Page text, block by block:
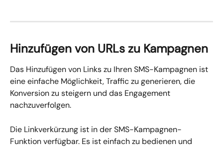
Hinzufügen von URLs zu Kampagnen
Das Hinzufügen von Links zu Ihren SMS-Kampagnen ist
eine einfache Möglichkeit, Traffic zu generieren, die
Konversion zu steigern und das Engagement
nachzuverfolgen.
Die Linkverkürzung ist in der SMS-Kampagnen-
Funktion verfügbar. Es ist einfach zu bedienen und